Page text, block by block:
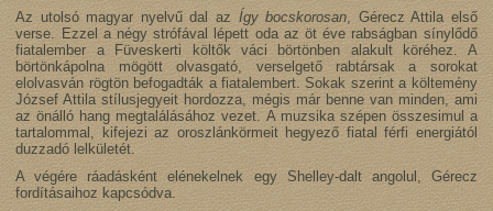
Az utolsó magyar nyelvű dal az Így bocskorosan, Gérecz Attila első
verse. Ezzel a négy strófával lépett oda az öt éve rabságban sínylődő
fiatalember a Füveskerti költők váci börtönben alakult köréhez. A
börtönkápolna mögött olvasgató, verselgető rabtársak a sorokat
elolvasván rögtön befogadták a fiatalembert. Sokak szerint a költemény
József Attila stílusjegyeit hordozza, mégis már benne van minden, ami
az önálló hang megtalálásához vezet. A muzsika szépen összesimul a
tartalommal, kifejezi az oroszlánkörmeit hegyező fiatal férfi energiától
duzzadó lelkületét.
A végére ráadásként elénekelnek egy Shelley-dalt angolul, Gérecz
fordításaihoz kapcsódva.